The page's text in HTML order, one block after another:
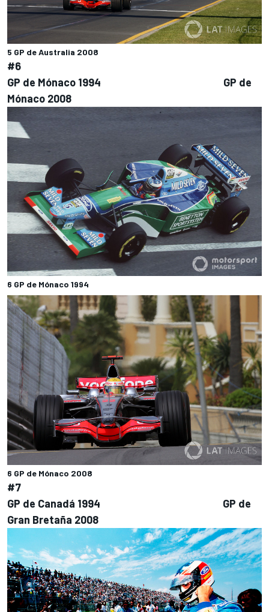
5 GP de Australia 2008
#6
GP de Mónaco 1994 GP de
Mónaco 2008
6 GP de Mónaco 1994
6 GP de Mónaco 2008
#7
GP de Canadá 1994 GP de
Gran Bretaña 2008